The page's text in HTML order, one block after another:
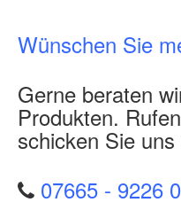
Wünschen Sie
Gerne beraten
Produkten.
schicken Sie
07665 - 9226 0